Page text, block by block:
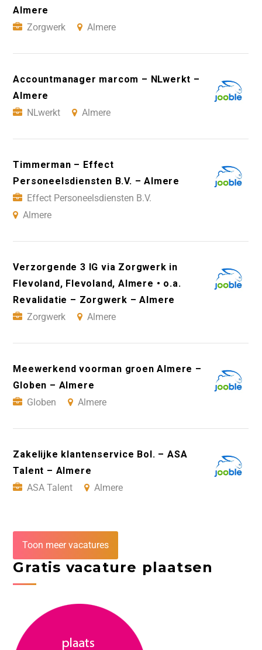
Almere
Zorgwerk
Almere
Accountmanager marcom – NLwerkt –
Almere
NLwerkt
Almere
Timmerman – Effect
Personeelsdiensten B.V. – Almere
Effect Personeelsdiensten B.V.
Almere
Verzorgende 3 IG via Zorgwerk in
Flevoland, Flevoland, Almere • o.a.
Revalidatie – Zorgwerk – Almere
Zorgwerk
Almere
Meewerkend voorman groen Almere –
Globen – Almere
Globen
Almere
Zakelijke klantenservice Bol. – ASA
Talent – Almere
ASA Talent
Almere
Toon meer vacatures
Gratis vacature plaatsen